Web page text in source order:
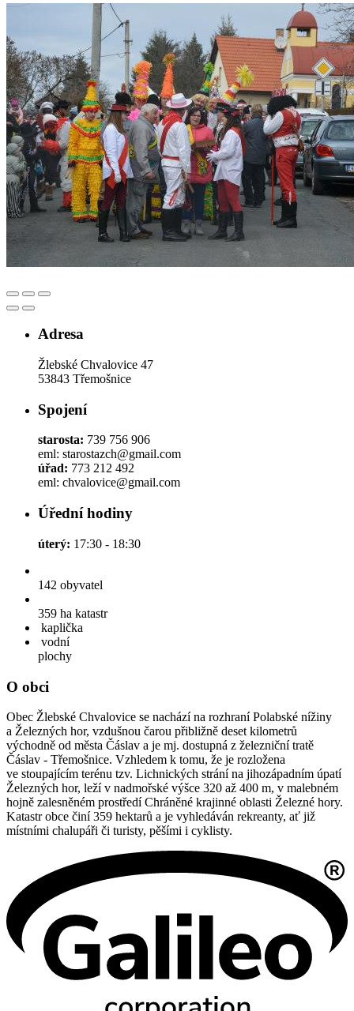
Adresa
Žlebské Chvalovice 47
53843 Třemošnice
Spojení
starosta: 739 756 906
eml: starostazch@gmail.com
úřad: 773 212 492
eml: chvalovice@gmail.com
Úřední hodiny
úterý: 17:30 - 18:30
142 obyvatel
359 ha katastr
kaplička
vodní
plochy
O obci
Obec Žlebské Chvalovice se nachází na rozhraní Polabské nížiny
a Železných hor, vzdušnou čarou přibližně deset kilometrů
východně od města Čáslav a je mj. dostupná z železniční tratě
Čáslav - Třemošnice. Vzhledem k tomu, že je rozložena
ve stoupajícím terénu tzv. Lichnických strání na jihozápadním úpatí
Železných hor, leží v nadmořské výšce 320 až 400 m, v malebném
hojně zalesněném prostředí Chráněné krajinné oblasti Železné hory.
Katastr obce činí 359 hektarů a je vyhledáván rekreanty, ať již
místními chalupáři či turisty, pěšími i cyklisty.